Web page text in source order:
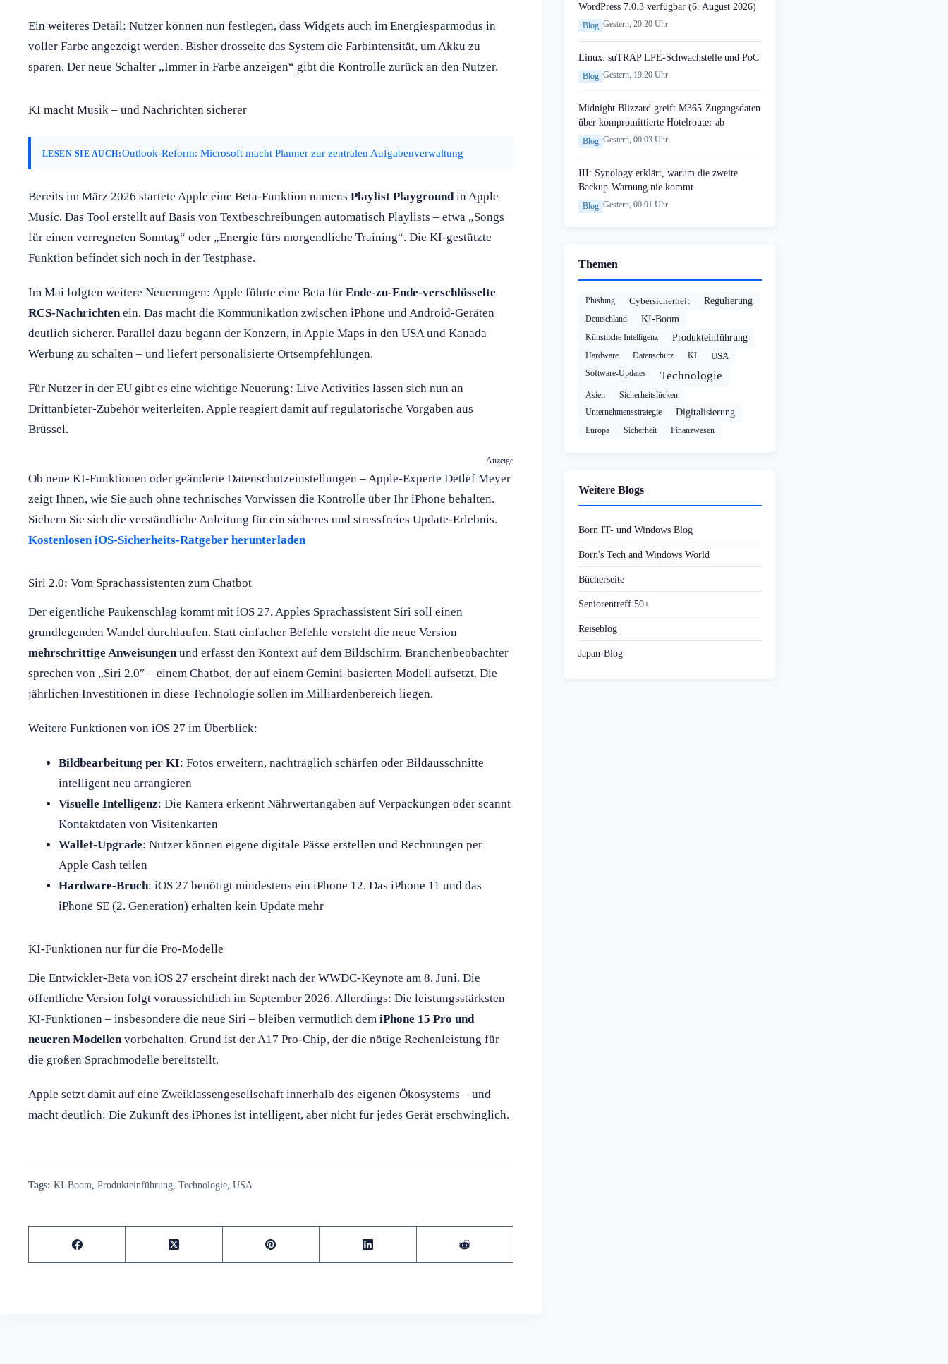
Ein weiteres Detail: Nutzer können nun festlegen, dass Widgets auch im Energiesparmodus in
voller Farbe angezeigt werden. Bisher drosselte das System die Farbintensität, um Akku zu
sparen. Der neue Schalter „Immer in Farbe anzeigen“ gibt die Kontrolle zurück an den Nutzer.
KI macht Musik – und Nachrichten sicherer
LESEN SIE AUCH:Outlook-Reform: Microsoft macht Planner zur zentralen Aufgabenverwaltung
Bereits im März 2026 startete Apple eine Beta-Funktion namens Playlist Playground in Apple
Music. Das Tool erstellt auf Basis von Textbeschreibungen automatisch Playlists – etwa „Songs
für einen verregneten Sonntag“ oder „Energie fürs morgendliche Training“. Die KI-gestützte
Funktion befindet sich noch in der Testphase.
Im Mai folgten weitere Neuerungen: Apple führte eine Beta für Ende-zu-Ende-verschlüsselte
RCS-Nachrichten ein. Das macht die Kommunikation zwischen iPhone und Android-Geräten
deutlich sicherer. Parallel dazu begann der Konzern, in Apple Maps in den USA und Kanada
Werbung zu schalten – und liefert personalisierte Ortsempfehlungen.
Für Nutzer in der EU gibt es eine wichtige Neuerung: Live Activities lassen sich nun an
Drittanbieter-Zubehör weiterleiten. Apple reagiert damit auf regulatorische Vorgaben aus
Brüssel.
Anzeige
Ob neue KI-Funktionen oder geänderte Datenschutzeinstellungen – Apple-Experte Detlef Meyer
zeigt Ihnen, wie Sie auch ohne technisches Vorwissen die Kontrolle über Ihr iPhone behalten.
Sichern Sie sich die verständliche Anleitung für ein sicheres und stressfreies Update-Erlebnis.
Kostenlosen iOS-Sicherheits-Ratgeber herunterladen
Siri 2.0: Vom Sprachassistenten zum Chatbot
Der eigentliche Paukenschlag kommt mit iOS 27. Apples Sprachassistent Siri soll einen
grundlegenden Wandel durchlaufen. Statt einfacher Befehle versteht die neue Version
mehrschrittige Anweisungen und erfasst den Kontext auf dem Bildschirm. Branchenbeobachter
sprechen von „Siri 2.0″ – einem Chatbot, der auf einem Gemini-basierten Modell aufsetzt. Die
jährlichen Investitionen in diese Technologie sollen im Milliardenbereich liegen.
Weitere Funktionen von iOS 27 im Überblick:
Bildbearbeitung per KI: Fotos erweitern, nachträglich schärfen oder Bildausschnitte
intelligent neu arrangieren
Visuelle Intelligenz: Die Kamera erkennt Nährwertangaben auf Verpackungen oder scannt
Kontaktdaten von Visitenkarten
Wallet-Upgrade: Nutzer können eigene digitale Pässe erstellen und Rechnungen per
Apple Cash teilen
Hardware-Bruch: iOS 27 benötigt mindestens ein iPhone 12. Das iPhone 11 und das
iPhone SE (2. Generation) erhalten kein Update mehr
KI-Funktionen nur für die Pro-Modelle
Die Entwickler-Beta von iOS 27 erscheint direkt nach der WWDC-Keynote am 8. Juni. Die
öffentliche Version folgt voraussichtlich im September 2026. Allerdings: Die leistungsstärksten
KI-Funktionen – insbesondere die neue Siri – bleiben vermutlich dem iPhone 15 Pro und
neueren Modellen vorbehalten. Grund ist der A17 Pro-Chip, der die nötige Rechenleistung für
die großen Sprachmodelle bereitstellt.
Apple setzt damit auf eine Zweiklassengesellschaft innerhalb des eigenen Ökosystems – und
macht deutlich: Die Zukunft des iPhones ist intelligent, aber nicht für jedes Gerät erschwinglich.
Tags: KI-Boom Produkteinführung Technologie USA
WordPress 7.0.3 verfügbar (6. August 2026)
Blog Gestern, 20:20 Uhr
Linux: suTRAP LPE-Schwachstelle und PoC
Blog Gestern, 19:20 Uhr
Midnight Blizzard greift M365-Zugangsdaten
über kompromittierte Hotelrouter ab
Blog Gestern, 00:03 Uhr
III: Synology erklärt, warum die zweite
Backup-Warnung nie kommt
Blog Gestern, 00:01 Uhr
Themen
Phishing Cybersicherheit Regulierung
Deutschland KI-Boom
Künstliche Intelligenz Produkteinführung
Hardware Datenschutz KI USA
Software-Updates Technologie
Asien
Sicherheitslücken
Unternehmensstrategie
Digitalisierung
Europa Sicherheit Finanzwesen
Weitere Blogs
Born IT- und Windows Blog
Born's Tech and Windows World
Bücherseite
Seniorentreff 50+
Reiseblog
Japan-Blog